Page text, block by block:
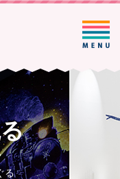
般社団法人花巻観光協
る